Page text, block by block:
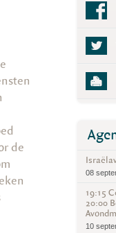
de
08
19:15
20:00
10